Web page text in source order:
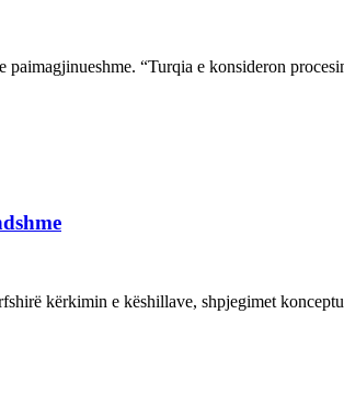
paimagjinueshme. “Turqia e konsideron
kërkimin e këshillave, shpjegimet